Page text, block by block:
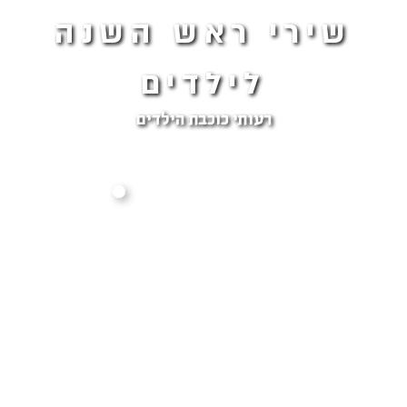
שירי ראש השנה
לילדים
רעותי כוכבת הילדים